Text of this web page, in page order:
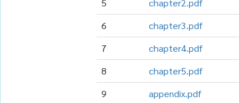
5
chapter2.pdf
6
chapter3.pdf
7
chapter4.pdf
8
chapter5.pdf
9
appendix.pdf